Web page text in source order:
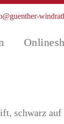
schwarz auf